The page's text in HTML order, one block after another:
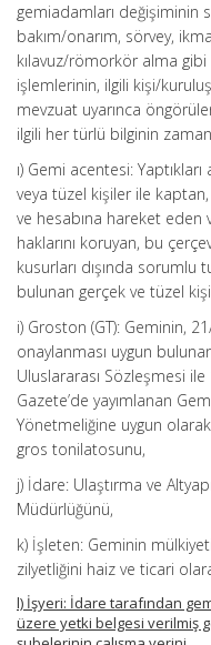
gemiadamları değişiminin
bakım/onarım, sörvey,
kılavuz/römorkör alma
işlemlerinin, ilgili kişi/
mevzuat uyarınca
ilgili her türlü bilginin
ı) Gemi acentesi:
veya tüzel kişiler ile
ve hesabına hareket eden
haklarını koruyan, bu
kusurları dışında
bulunan gerçek ve tüzel
i) Groston (GT): Geminin,
onaylanması uygun
Uluslararası Sözleşmesi
Gazete’de yayımlanan
Yönetmeliğine uygun
gros tonilatosunu,
j) İdare: Ulaştırma ve
Müdürlüğünü,
k) İşleten: Geminin
zilyetliğini haiz ve ticari
l) İşyeri: İdare tarafından
üzere yetki belgesi verilmiş